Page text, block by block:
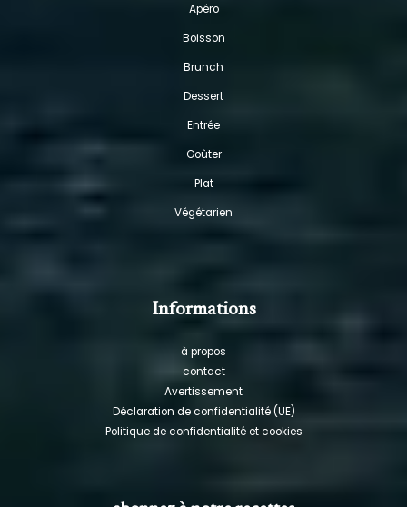
Apéro
Boisson
Brunch
Dessert
Entrée
Goûter
Plat
Végétarien
Informations
à propos
contact
Avertissement
Déclaration de confidentialité (UE)
Politique de confidentialité et cookies